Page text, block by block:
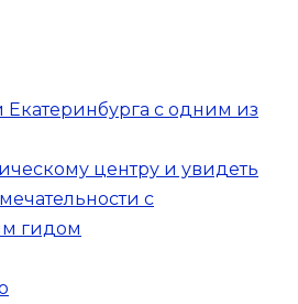
с одним из
центру и увидеть
с
гидом